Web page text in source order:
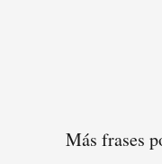
Más frases